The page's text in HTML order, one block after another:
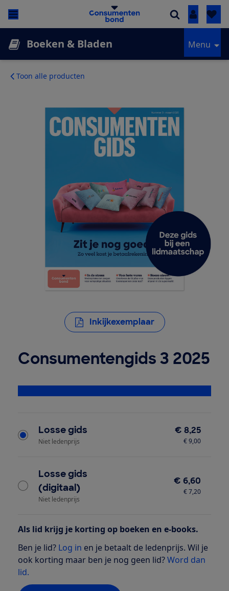
Inloggen
Boeken & Bladen Menu
Toon alle producten
Inkijkexemplaar
Consumentengids 3 2025
Losse gids
Niet ledenprijs
€ 8,25
€ 9,00
Losse gids
(digitaal)
Niet ledenprijs
€ 6,60
€ 7,20
Als lid krijg je korting op boeken en e-books.
Ben je lid? Log in en je betaalt de ledenprijs. Wil je
ook korting maar ben je nog geen lid?Word dan
lid.